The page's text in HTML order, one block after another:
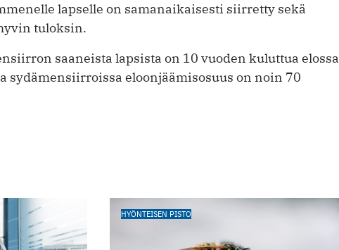
lapselle on samanaikaisesti siirretty sekä
tuloksin.
saaneista lapsista on 10 vuoden kuluttua elossa
sydämensiirroissa eloonjäämisosuus on noin 70
HYÖNTEISEN PISTO